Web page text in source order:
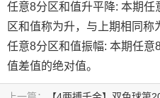
任意8分区和值升平降: 本期
区和值称为升，与上期相同称
任意8分区和值振幅: 本期任
值差值的绝对值。